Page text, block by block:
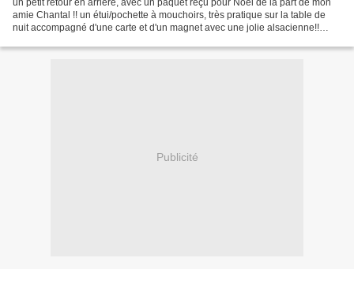
amie Chantal !! un étui/pochette à mouchoirs, très pratique sur la table de
nuit accompagné d'une carte et d'un magnet avec une jolie alsacienne!!
Publicité